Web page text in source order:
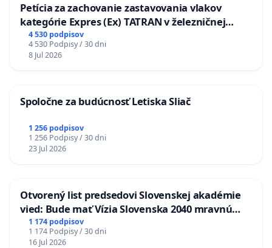
Petícia za zachovanie zastavovania vlakov
kategórie Expres (Ex) TATRAN v železničnej
stanici Púchov
4 530 podpisov
4 530 Podpisy / 30 dni
8 Jul 2026
Spoločne za budúcnosť Letiska Sliač
1 256 podpisov
1 256 Podpisy / 30 dni
23 Jul 2026
Otvorený list predsedovi Slovenskej akadémie
vied: Bude mať Vízia Slovenska 2040 mravnú
chrbticu?
1 174 podpisov
1 174 Podpisy / 30 dni
16 Jul 2026